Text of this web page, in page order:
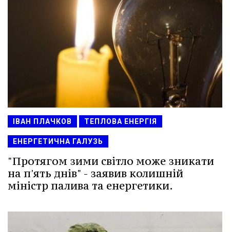
ІВАН ПЛАЧКОВ ТЕПЛОВА ЕНЕРГІЯ
ЕНЕРГЕТИЧНА ГАЛУЗЬ
"Протягом зими світло може зникати
на п'ять днів" - заявив колишній
міністр палива та енергетики.